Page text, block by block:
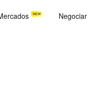
Negociar